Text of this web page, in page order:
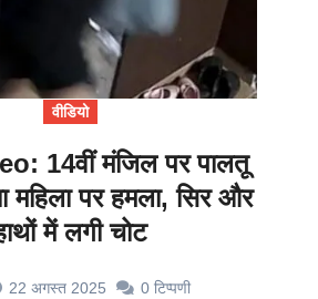
वीडियो
14वीं मंजिल पर पालतू
महिला पर हमला, सिर और
में लगी चोट
22 अगस्त 2025 0 टिप्पणी